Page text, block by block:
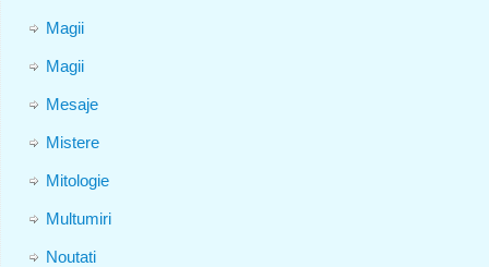
Magii
Magii
Mesaje
Mistere
Mitologie
Multumiri
Noutati